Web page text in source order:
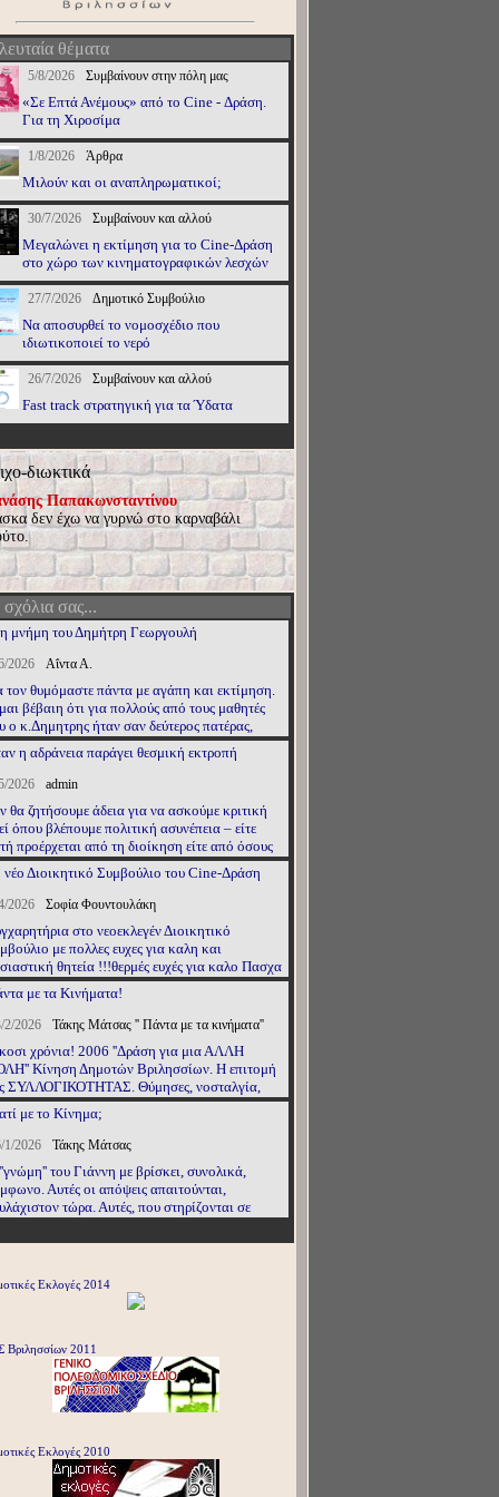
θέματα
5/8/2026 Συμβαίνουν στην πόλη μας
«Σε Επτά Ανέμους» από το Cine - Δράση.
Για τη Χιροσίμα
1/8/2026 Άρθρα
Μιλούν και οι αναπληρωματικοί;
30/7/2026 Συμβαίνουν και αλλού
Μεγαλώνει η εκτίμηση για το Cine-Δράση
στο χώρο των κινηματογραφικών λεσχών
27/7/2026 Δημοτικό Συμβούλιο
Να αποσυρθεί το νομοσχέδιο που
ιδιωτικοποιεί το νερό
26/7/2026 Συμβαίνουν και αλλού
Fast track στρατηγική για τα Ύδατα
διωκτικά
Παπακωνσταντίνου
δεν έχω να γυρνώ στο καρναβάλι
σας...
μνήμη του Δημήτρη Γεωργουλή
2026 Αΐντα Α.
τον θυμόμαστε πάντα με αγάπη και εκτίμηση.
βέβαιη ότι για πολλούς από τους μαθητές
ο κ.Δημητρης ήταν σαν δεύτερος πατέρας,
και φίλος. Κάθε φορά που
το σπίτι της οικογένειας του
έφευγα με την αίσθηση ότι είχα βρεθεί
στον κύριο Δημήτρη και στη σύζυγό του
τη ζεστή και γεμάτη φροντίδα στάση τους
μου. Πρόκειται για μια υπέροχη
Ευχαριστώ τη μοίρα που μου έδωσε
ευκαιρία να γνωρίσω έναν τόσο καλό, έντιμο
σοφό άνθρωπο όπως ο κύριος Δημήτρης.
память.
η αδράνεια παράγει θεσμική εκτροπή
2026 admin
θα ζητήσουμε άδεια για να ασκούμε κριτική
όπου βλέπουμε πολιτική ασυνέπεια – είτε
προέρχεται από τη διοίκηση είτε από όσους
αντιπολίτευση αλλά δεν αντέχουν τον
νέο Διοικητικό Συμβούλιο του Cine-Δράση
2026 Σοφία Φουντουλάκη
στο νεοεκλεγέν Διοικητικό
με πολλες ευχες για καλη και
θητεία !!!θερμές ευχές για καλο Πασχα
καλή Ανάσταση σε όλους!!!
με τα Κινήματα!
2/2026 Τάκης Μάτσας '' Πάντα με τα κινήματα''
χρόνια! 2006 ''Δράση για μια ΑΛΛΗ
Κίνηση Δημοτών Βριλησσίων. Η επιτομή
ΣΥΛΛΟΓΙΚΟΤΗΤΑΣ. Θύμησες, νοσταλγία,
ΡΗΓΑΣ, ΣΑΜΗΣ, ΝΙΚΟΣ, μ' ένα
στο λαιμό...
με το Κίνημα;
1/2026 Τάκης Μάτσας
του Γιάννη με βρίσκει, συνολικά,
Αυτές οι απόψεις απαιτούνται,
τώρα. Αυτές, που στηρίζονται σε
και συμβάλλουν στην προώθηση των
Εκλογές 2014
Βριλησσίων 2011
Εκλογές 2010